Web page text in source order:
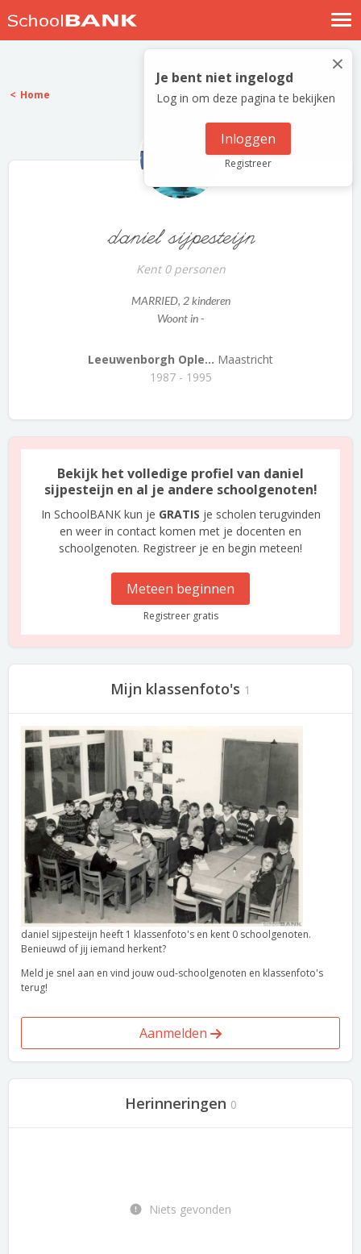
Nostalgische verhalen
Log in
Meld je gratis aan
×
Je bent niet ingelogd
Log in om deze pagina te bekijken
Inloggen
Registreer
Home
daniel sijpesteijn
Kent 0 personen
MARRIED, 2 kinderen
Woont in -
Leeuwenborgh Ople... Maastricht
1987 - 1995
Bekijk het volledige profiel van daniel
sijpesteijn en al je andere schoolgenoten!
In SchoolBANK kun je GRATIS je scholen terugvinden
en weer in contact komen met je docenten en
schoolgenoten. Registreer je en begin meteen!
Meteen beginnen
Registreer gratis
Mijn klassenfoto's 1
daniel sijpesteijn heeft 1 klassenfoto's en kent 0 schoolgenoten.
Benieuwd of jij iemand herkent?
Meld je snel aan en vind jouw oud-schoolgenoten en klassenfoto's
terug!
Aanmelden
Herinneringen 0
Niets gevonden